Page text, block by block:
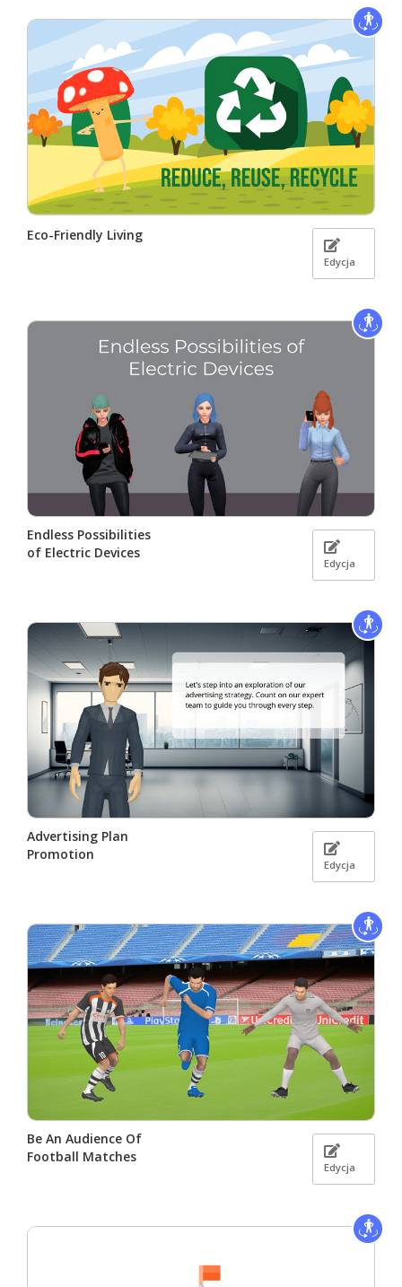
Eco-Friendly Living
Edycja
Endless Possibilities
of Electric Devices
Edycja
Advertising Plan
Promotion
Edycja
Be An Audience Of
Football Matches
Edycja